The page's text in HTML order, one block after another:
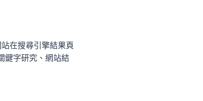
在搜尋引擎結果頁
鍵字研究、網站結